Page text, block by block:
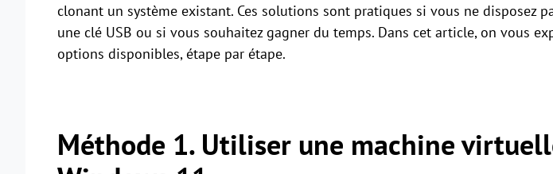
clonant un système existant. Ces solutions sont pratiques si vous ne disposez
une clé USB ou si vous souhaitez gagner du temps. Dans cet article, on vous
options disponibles, étape par étape.
Méthode 1. Utiliser une machine